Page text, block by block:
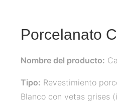
Porcelanato
Nombre del producto:
Tipo: Revestimiento
Blanco con vetas grises